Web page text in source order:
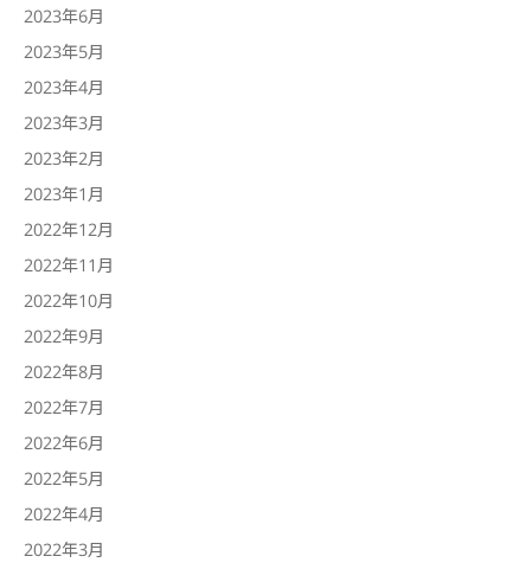
2023年6月
2023年5月
2023年4月
2023年3月
2023年2月
2023年1月
2022年12月
2022年11月
2022年10月
2022年9月
2022年8月
2022年7月
2022年6月
2022年5月
2022年4月
2022年3月